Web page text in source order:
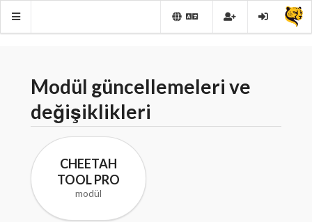
Modül güncellemeleri ve
değişiklikleri
CHEETAH
TOOL PRO
modül